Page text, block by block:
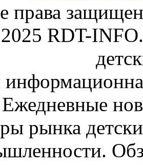
права
RDT-
рынка